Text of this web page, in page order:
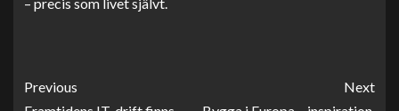
Previous
Next